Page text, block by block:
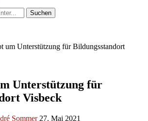
Suchen
um Unterstützung für Bildungsstandort
Unterstützung für
Visbeck
Sommer 27. Mai 2021